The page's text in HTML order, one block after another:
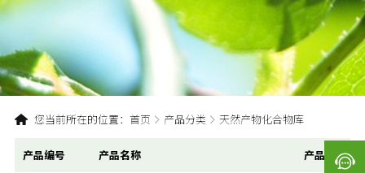
您当前所在的位置： 首页 产品分类 天然产物化合物库
产品编号 产品名称 产品订购